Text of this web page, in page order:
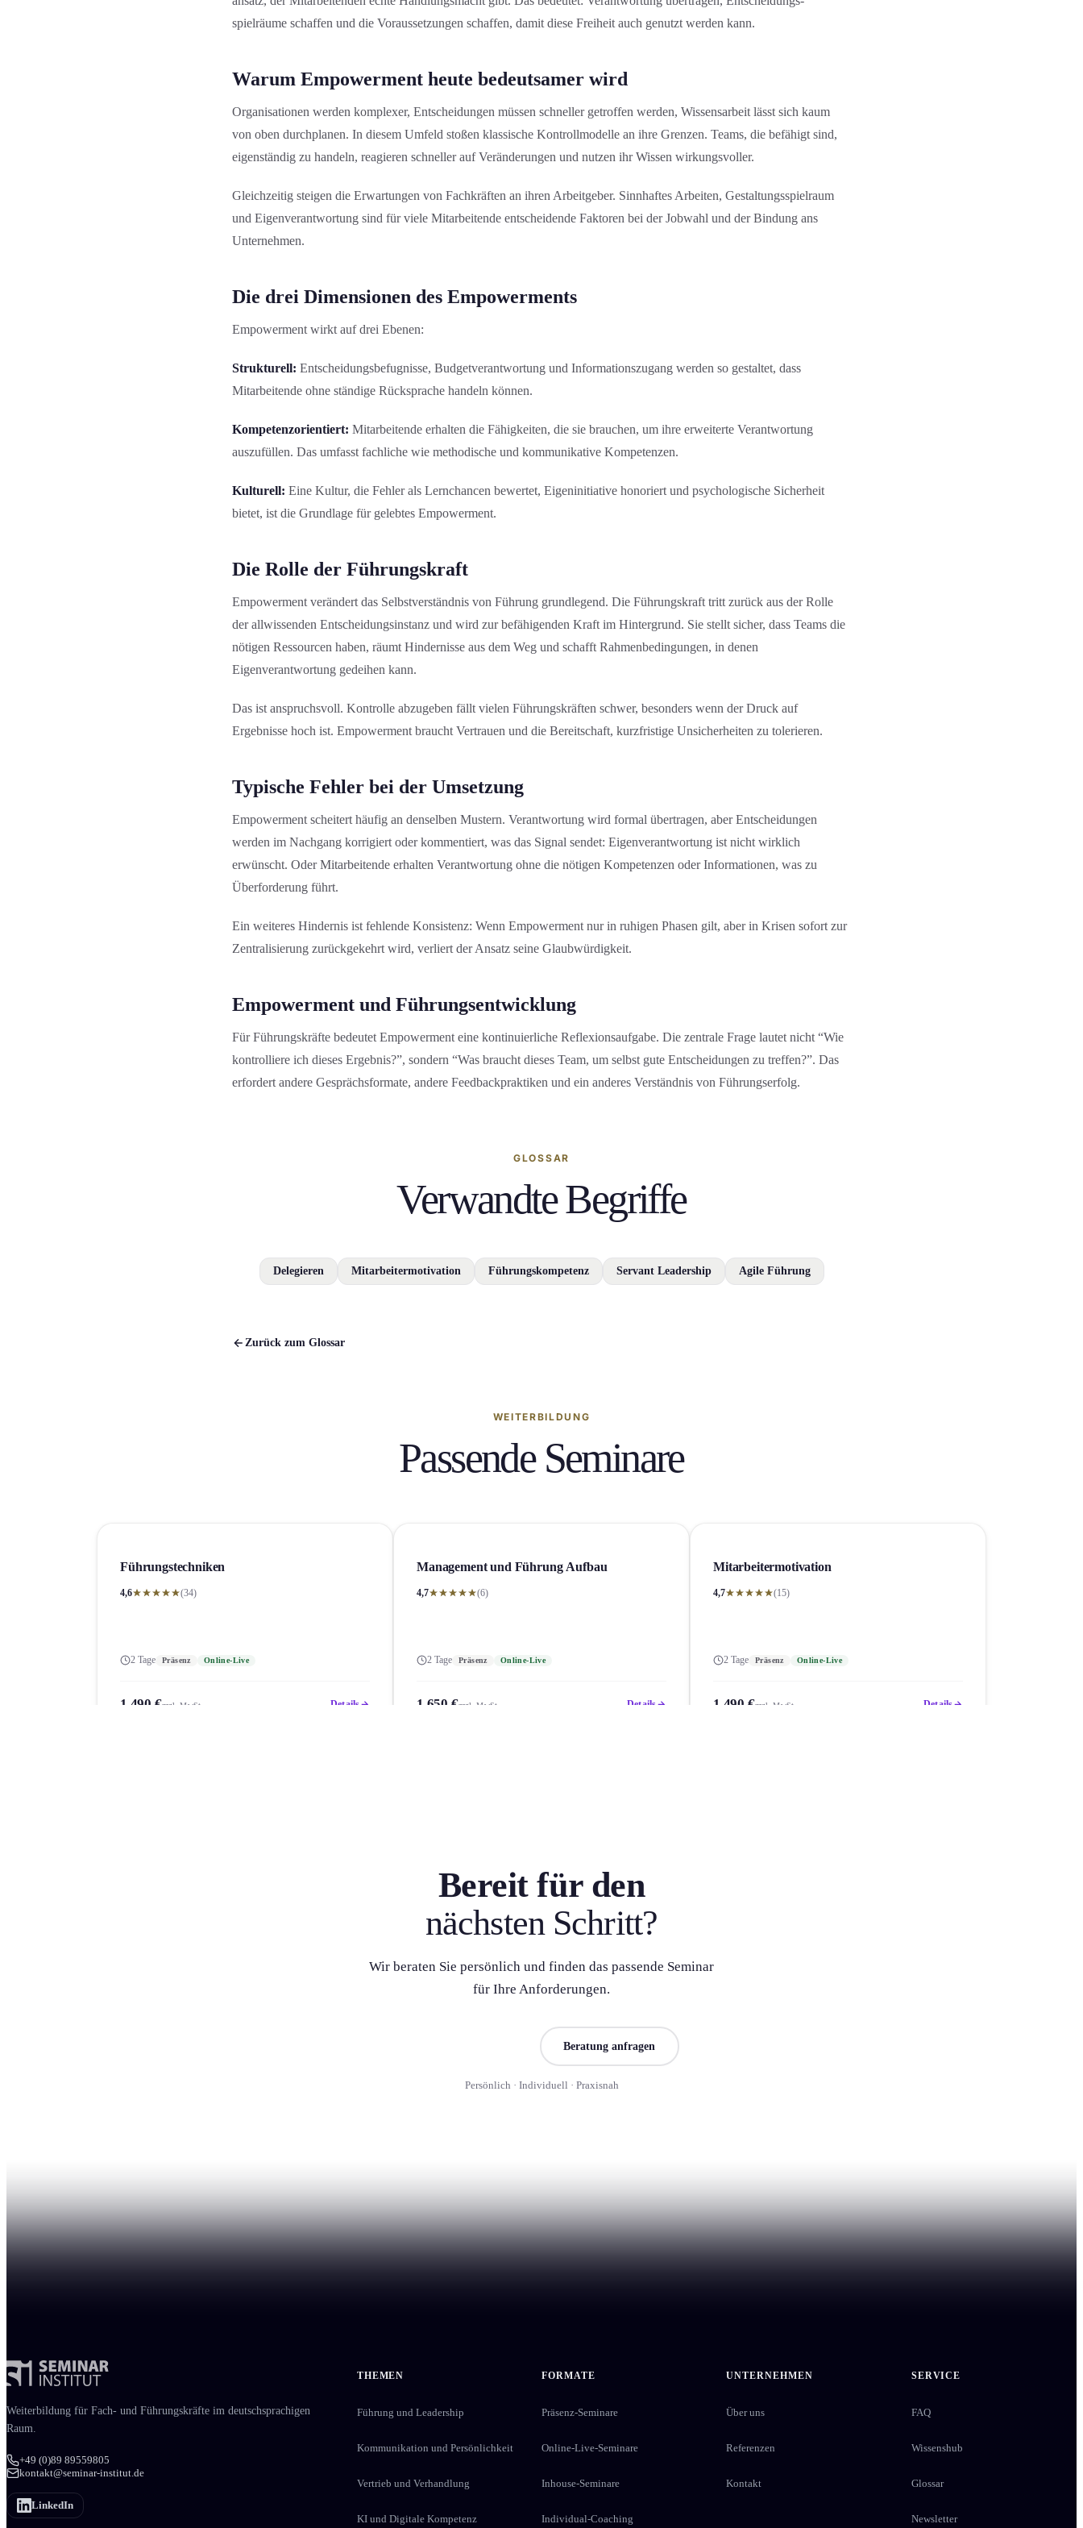
spielräume schaffen und die Voraussetzung­en schaffen, damit diese Freiheit auch genutzt werden kann.
Warum Empowerment heute bedeutsamer wird
Organis­ation­en werden komplexer, Entscheidung­en müssen schneller getroffen werden, Wissensarbeit lässt sich kaum
von oben durchplanen. In diesem Umfeld stoßen klassische Kontrollmodelle an ihre Grenzen. Teams, die befähigt sind,
eigenständig zu handeln, reagieren schneller auf Veränderung­en und nutzen ihr Wissen wirkungs­voller.
Gleichzeitig steigen die Erwartungen von Fachkräften an ihren Arbeitgeber. Sinnhaftes Arbeiten, Gestaltungs­spielraum
und Eigenverantwortung sind für viele Mitarbeitende entscheidende Faktoren bei der Jobwahl und der Bindung ans
Unternehmen.
Die drei Dimensionen des Empowerment­s
Empowerment wirkt auf drei Ebenen:
Strukturell: Entscheidungs­befugniss­e, Budgetverantwortung und Informations­zugang werden so gestaltet, dass
Mitarbeitende ohne ständige Rücksprache handeln können.
Kompetenzorientiert: Mitarbeitende erhalten die Fähigkeit­en, die sie brauchen, um ihre erweiterte Verantwortung
auszufüllen. Das umfasst fachliche wie methodische und kommunikative Kompetenzen.
Kulturell: Eine Kultur, die Fehler als Lernchancen bewertet, Eigeninitiative honoriert und psychologische Sicherheit
bietet, ist die Grundlage für gelebtes Empowerment.
Die Rolle der Führungs­kraft
Empowerment verändert das Selbstverständnis von Führung grundlegend. Die Führungs­kraft tritt zurück aus der Rolle
der allwissenden Entscheidungs­instanz und wird zur befähigenden Kraft im Hintergrund. Sie stellt sicher, dass Teams die
nötigen Ressourcen haben, räumt Hindernisse aus dem Weg und schafft Rahmenbedingung­en, in denen
Eigenverantwortung gedeihen kann.
Das ist anspruchsvoll. Kontrolle abzugeben fällt vielen Führungs­kräften schwer, besonders wenn der Druck auf
Ergebnisse hoch ist. Empowerment braucht Vertrauen und die Bereitschaft, kurzfristige Unsicherheit­en zu tolerieren.
Typische Fehler bei der Umsetzung
Empowerment scheitert häufig an denselben Mustern. Verantwortung wird formal übertragen, aber Entscheidung­en
werden im Nachgang korrigiert oder komment­iert, was das Signal sendet: Eigenverantwortung ist nicht wirklich
erwünscht. Oder Mitarbeitende erhalten Verantwortung ohne die nötigen Kompetenzen oder Information­en, was zu
Überforderung führt.
Ein weiteres Hindernis ist fehlende Konsistenz: Wenn Empowerment nur in ruhigen Phasen gilt, aber in Krisen sofort zur
Zentralisierung zurückgekehrt wird, verliert der Ansatz seine Glaubwürdigkeit.
Empowerment und Führungs­entwicklung
Für Führungs­kräfte bedeutet Empowerment eine kontinuierliche Reflexionsaufgabe. Die zentrale Frage lautet nicht “Wie
kontrolliere ich dieses Ergebnis?”, sondern “Was braucht dieses Team, um selbst gute Entscheidung­en zu treffen?”. Das
erfordert andere Gesprächsformate, andere Feedbackpraktiken und ein anderes Verständnis von Führungs­erfolg.
GLOSSAR
Verwandte Begriffe
Delegieren Mitarbeitermotivation Führungskompetenz Servant Leadership Agile Führung
Zurück zum Glossar
WEITERBILDUNG
Passende Seminare
Führungs­techniken
4,6 (34)
2 Tage Präsenz Online-Live
1.490 €zzgl. MwSt. Details
Management und Führung Aufbau
4,7 (6)
2 Tage Präsenz Online-Live
1.650 €zzgl. MwSt. Details
Mitarbeitermotivation
4,7 (15)
2 Tage Präsenz Online-Live
1.490 €zzgl. MwSt. Details
Bereit für den
nächsten Schritt?
Wir beraten Sie persönlich und finden das passende Seminar
für Ihre Anforderung­en.
Beratung anfragen
Persönlich · Individuell · Praxisnah
Weiter­bildung für Fach- und Führungs­kräfte im deutschsprachigen
Raum.
+49 (0)89 89559805
kontakt@seminar-institut.de
LinkedIn
THEMEN
Führung und Leadership
Kommunikation und Persönlichkeit
Vertrieb und Verhandlung
KI und Digitale Kompetenz
FORMATE
Präsenz-Seminare
Online-Live-Seminare
Inhouse-Seminare
Individual-Coaching
UNTERNEHMEN
Über uns
Referenzen
Kontakt
SERVICE
FAQ
Wissenshub
Glossar
Newsletter